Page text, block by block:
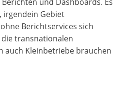
irgendein Gebiet
Berichtservices sich
transnationalen
auch Kleinbetriebe brauchen